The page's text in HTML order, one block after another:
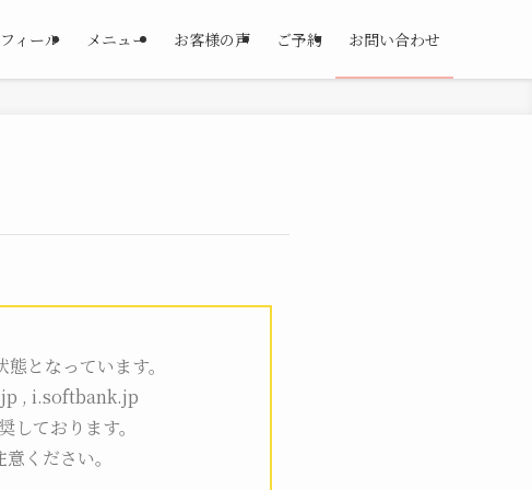
ィール メニュー お客様の声 ご予約 お問い合わせ
となっています。
, i.softbank.jp
ております。
ください。